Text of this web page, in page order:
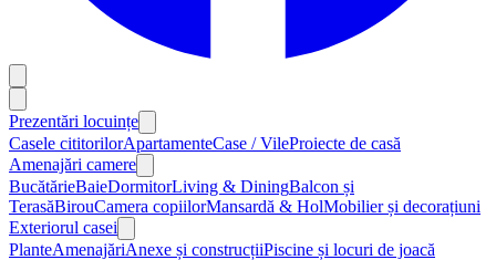
Prezentări locuințe
Casele cititorilorApartamenteCase / VileProiecte de casă
Amenajări camere
BucătărieBaieDormitorLiving & DiningBalcon și
TerasăBirouCamera copiilorMansardă & HolMobilier și decorațiuni
Exteriorul casei
PlanteAmenajăriAnexe și construcțiiPiscine și locuri de joacă